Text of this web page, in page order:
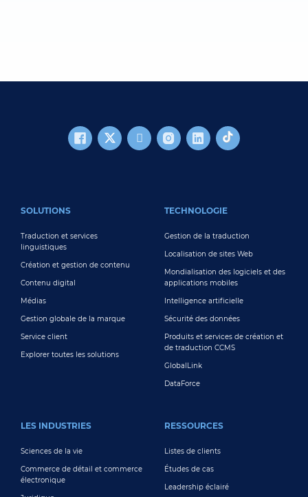
SOLUTIONS
Traduction et services
linguistiques
Création et gestion de contenu
Contenu digital
Médias
Gestion globale de la marque
Service client
Explorer toutes les solutions
TECHNOLOGIE
Gestion de la traduction
Localisation de sites Web
Mondialisation des logiciels et des
applications mobiles
Intelligence artificielle
Sécurité des données
Produits et services de création et
de traduction CCMS
GlobalLink
DataForce
LES INDUSTRIES
Sciences de la vie
Commerce de détail et commerce
électronique
RESSOURCES
Listes de clients
Études de cas
Leadership éclairé